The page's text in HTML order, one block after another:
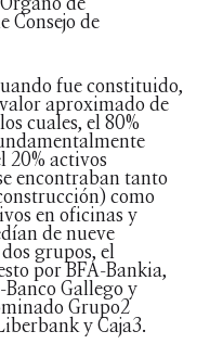
Consejo de
fue constituido,
aproximado de
cuales, el 80%
20% activos
encontraban tanto
como
en oficinas y
de nueve
grupos, el
por BFA-Bankia,
Gallego y
Grupo2
y Caja3.